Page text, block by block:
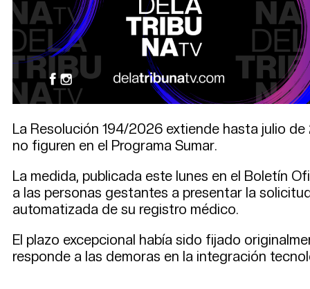
La Resolución 194/2026 extiende hasta julio
no figuren en el Programa Sumar.
La medida, publicada este lunes en el Boletín
a las personas gestantes a presentar la
automatizada de su registro médico.
El plazo excepcional había sido fijado
responde a las demoras en la integración